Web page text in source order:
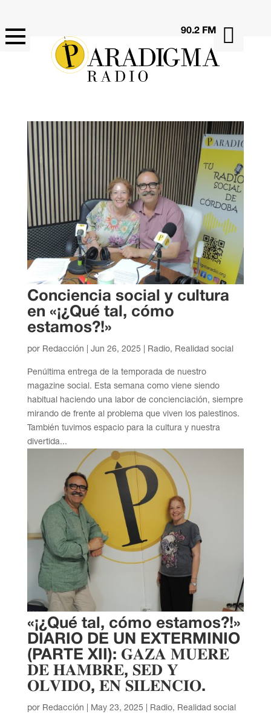

90.2 FM
Conciencia social y cultura
en «¡¿Qué tal, cómo
estamos?!»
por Redacción Jun 26, 2025 Radio, Realidad social
Penúltima entrega de la temporada de nuestro
magazine social. Esta semana como viene siendo
habitual haciendo una labor de concienciación, siempre
mirando de frente al problema que viven los palestinos.
También tuvimos espacio para la cultura y nuestra
divertida...
«¡¿Qué tal, cómo estamos?!»
DIARIO DE UN EXTERMINIO
(PARTE XII): 𝐆𝐀𝐙𝐀 𝐌𝐔𝐄𝐑𝐄
𝐃𝐄 𝐇𝐀𝐌𝐁𝐑𝐄, 𝐒𝐄𝐃 𝐘
𝐎𝐋𝐕𝐈𝐃𝐎, 𝐄𝐍 𝐒𝐈𝐋𝐄𝐍𝐂𝐈𝐎.
por Redacción May 23, 2025 Radio, Realidad social